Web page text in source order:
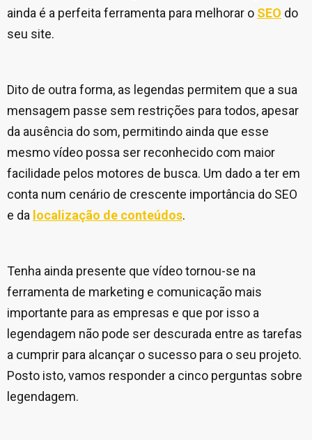
ainda é a perfeita ferramenta para melhorar o SEO do
seu site.
Dito de outra forma, as legendas permitem que a sua
mensagem passe sem restrições para todos, apesar
da ausência do som, permitindo ainda que esse
mesmo vídeo possa ser reconhecido com maior
facilidade pelos motores de busca. Um dado a ter em
conta num cenário de crescente importância do SEO
e da localização de conteúdos.
Tenha ainda presente que vídeo tornou-se na
ferramenta de marketing e comunicação mais
importante para as empresas e que por isso a
legendagem não pode ser descurada entre as tarefas
a cumprir para alcançar o sucesso para o seu projeto.
Posto isto, vamos responder a cinco perguntas sobre
legendagem.